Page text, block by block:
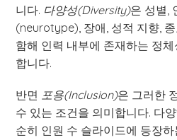
니다. 다양성(Diversity)은 성별,
(neurotype), 장애, 성적 지향,
함해 인력 내부에 존재하는 정
합니다.
반면 포용(Inclusion)은 그러한
수 있는 조건을 의미합니다. 다
순히 인원 수 슬라이드에 등장